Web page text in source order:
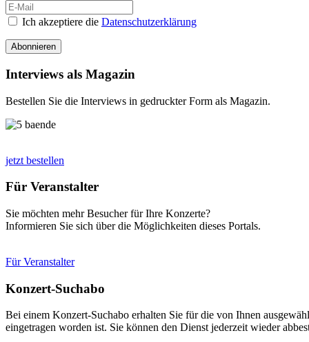
Ich akzeptiere die Datenschutzerklärung
Abonnieren
Interviews als Magazin
Bestellen Sie die Interviews in gedruckter Form als Magazin.
jetzt bestellen
Für Veranstalter
Sie möchten mehr Besucher für Ihre Konzerte?
Informieren Sie sich über die Möglichkeiten dieses Portals.
Für Veranstalter
Konzert-Suchabo
Bei einem Konzert-Suchabo erhalten Sie für die von Ihnen
eingetragen worden ist. Sie können den Dienst jederzeit wieder